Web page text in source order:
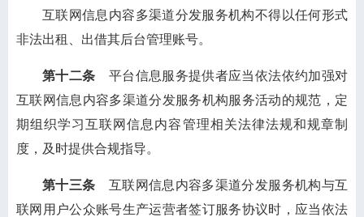
互联网信息内容多渠道分发服务机构不得以任何形式
非法出租、出借其后台管理账号。
第十二条 平台信息服务提供者应当依法依约加强对
互联网信息内容多渠道分发服务机构服务活动的规范，定
期组织学习互联网信息内容管理相关法律法规和规章制
度，及时提供合规指导。
第十三条 互联网信息内容多渠道分发服务机构与互
联网用户公众账号生产运营者签订服务协议时，应当依法